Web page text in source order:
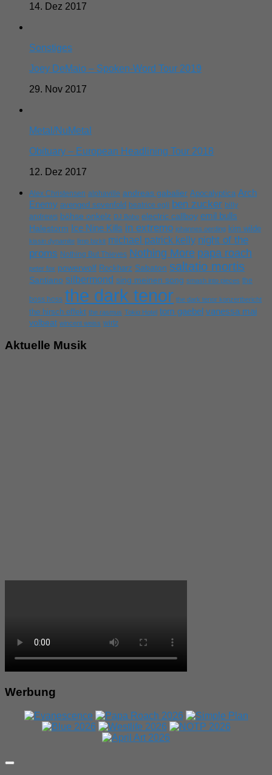
14. Dez 2017
Sonstiges
Joey DeMaio – Spoken-Word Tour 2019
29. Nov 2017
Metal/NuMetal
Obituary – European Headlining Tour 2018
12. Dez 2017
Alex Christensen alphaville andreas gabalier Apocalyptica Arch
Enemy avenged sevenfold beatrice egli ben zucker billy
andrews böhse onkelz DJ Bobo electric callboy emil bulls
Halestorm Ice Nine Kills in extremo johannes oerding kim wilde
kissin dynamite limp bizkit michael patrick kelly night of the
proms Nothing But Thieves Nothing More papa roach
peter fox powerwolf Rockharz Sabaton saltatio mortis
Santiano silbermond sing meinen song smash into pieces the
boss hoss the dark tenor the dark tenor konzertbericht
the hirsch effekt the rasmus Tokio Hotel tom gaebel vanessa mai
volbeat wincent weiss wirtz
Aktuelle Musik
Werbung
Expand